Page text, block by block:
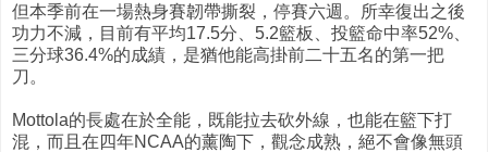
但本季前在一場熱身賽韌帶撕裂，停賽六週。所幸復出之後
功力不減，目前有平均17.5分、5.2籃板、投籃命中率52%、
三分球36.4%的成績，是猶他能高掛前二十五名的第一把
刀。
Mottola的長處在於全能，既能拉去砍外線，也能在籃下打
混，而且在四年NCAA的薰陶下，觀念成熟，絕不會像無頭